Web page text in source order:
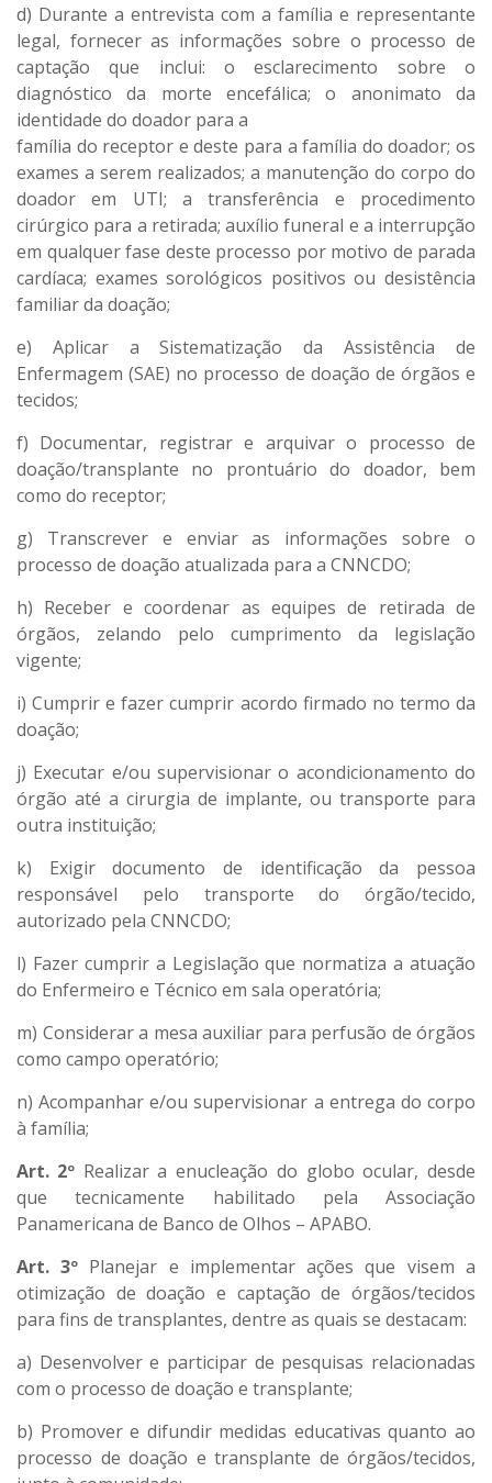
d) Durante a entrevista com a família e representante
legal, fornecer as informações sobre o processo de
captação que inclui: o esclarecimento sobre o
diagnóstico da morte encefálica; o anonimato da
identidade do doador para a
família do receptor e deste para a família do doador; os
exames a serem realizados; a manutenção do corpo do
doador em UTI; a transferência e procedimento
cirúrgico para a retirada; auxílio funeral e a interrupção
em qualquer fase deste processo por motivo de parada
cardíaca; exames sorológicos positivos ou desistência
familiar da doação;
e) Aplicar a Sistematização da Assistência de
Enfermagem (SAE) no processo de doação de órgãos e
tecidos;
f) Documentar, registrar e arquivar o processo de
doação/transplante no prontuário do doador, bem
como do receptor;
g) Transcrever e enviar as informações sobre o
processo de doação atualizada para a CNNCDO;
h) Receber e coordenar as equipes de retirada de
órgãos, zelando pelo cumprimento da legislação
vigente;
i) Cumprir e fazer cumprir acordo firmado no termo da
doação;
j) Executar e/ou supervisionar o acondicionamento do
órgão até a cirurgia de implante, ou transporte para
outra instituição;
k) Exigir documento de identificação da pessoa
responsável pelo transporte do órgão/tecido,
autorizado pela CNNCDO;
l) Fazer cumprir a Legislação que normatiza a atuação
do Enfermeiro e Técnico em sala operatória;
m) Considerar a mesa auxiliar para perfusão de órgãos
como campo operatório;
n) Acompanhar e/ou supervisionar a entrega do corpo
à família;
Art. 2º Realizar a enucleação do globo ocular, desde
que tecnicamente habilitado pela Associação
Panamericana de Banco de Olhos – APABO.
Art. 3º Planejar e implementar ações que visem a
otimização de doação e captação de órgãos/tecidos
para fins de transplantes, dentre as quais se destacam:
a) Desenvolver e participar de pesquisas relacionadas
com o processo de doação e transplante;
b) Promover e difundir medidas educativas quanto ao
processo de doação e transplante de órgãos/tecidos,